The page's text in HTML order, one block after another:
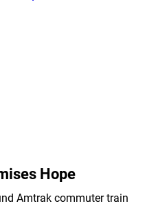
Hope
Amtrak commuter train